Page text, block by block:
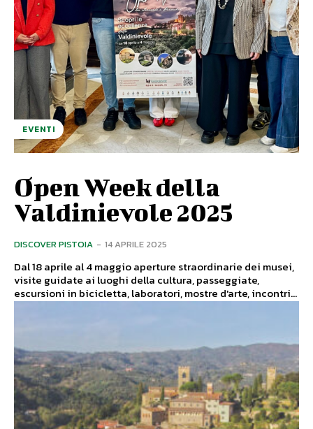
EVENTI
Open Week della
Valdinievole 2025
DISCOVER PISTOIA - 14 APRILE 2025
Dal 18 aprile al 4 maggio aperture straordinarie dei musei,
visite guidate ai luoghi della cultura, passeggiate,
escursioni in bicicletta, laboratori, mostre d'arte, incontri...